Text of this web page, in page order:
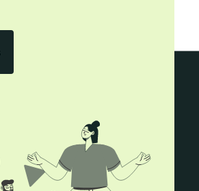
Amb ecityclic, menys paper i més